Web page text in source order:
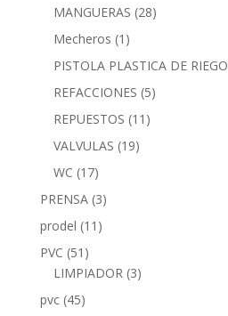
MANGUERAS (28)
Mecheros (1)
PISTOLA PLASTICA DE RIEGO
REFACCIONES (5)
REPUESTOS (11)
VALVULAS (19)
WC (17)
PRENSA (3)
prodel (11)
PVC (51)
LIMPIADOR (3)
pvc (45)